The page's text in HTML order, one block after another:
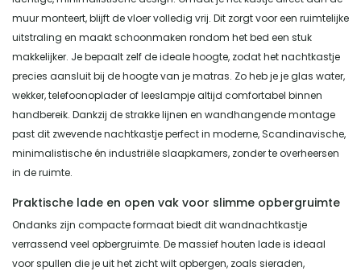
muur monteert, blijft de vloer volledig vrij. Dit zorgt voor een ruimtelijke
uitstraling en maakt schoonmaken rondom het bed een stuk
makkelijker. Je bepaalt zelf de ideale hoogte, zodat het nachtkastje
precies aansluit bij de hoogte van je matras. Zo heb je je glas water,
wekker, telefoonoplader of leeslampje altijd comfortabel binnen
handbereik. Dankzij de strakke lijnen en wandhangende montage
past dit zwevende nachtkastje perfect in moderne, Scandinavische,
minimalistische én industriële slaapkamers, zonder te overheersen
in de ruimte.
Praktische lade en open vak voor slimme opbergruimte
Ondanks zijn compacte formaat biedt dit wandnachtkastje
verrassend veel opbergruimte. De massief houten lade is ideaal
voor spullen die je uit het zicht wilt opbergen, zoals sieraden,